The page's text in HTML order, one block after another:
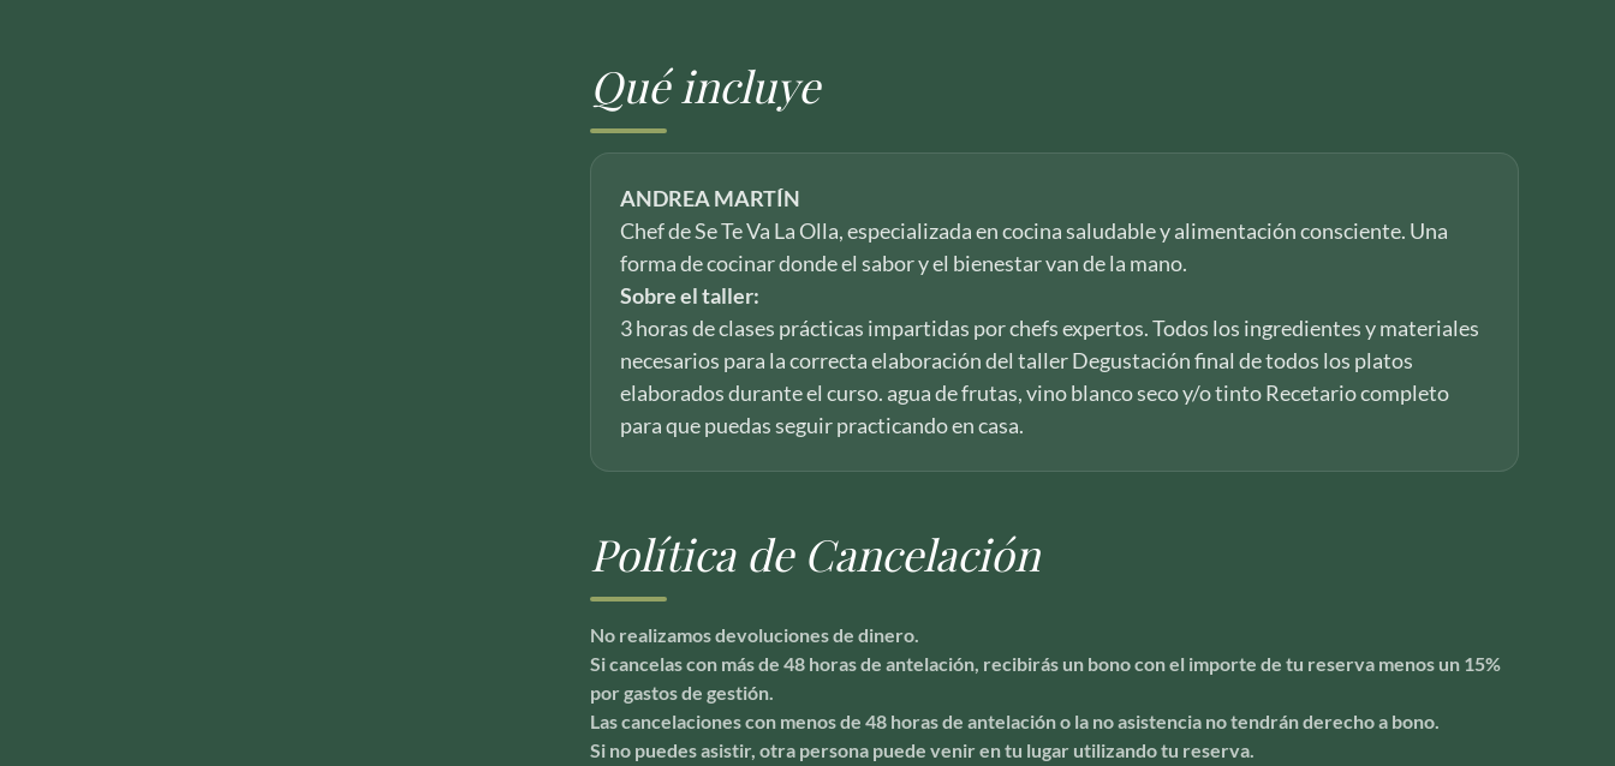
Qué incluye
ANDREA MARTÍN
Chef de Se Te Va La Olla, especializada en cocina saludable y alimentación consciente. Una
forma de cocinar donde el sabor y el bienestar van de la mano.
Sobre el taller:
3 horas de clases prácticas impartidas por chefs expertos. Todos los ingredientes y materiales
necesarios para la correcta elaboración del taller Degustación final de todos los platos
elaborados durante el curso. agua de frutas, vino blanco seco y/o tinto Recetario completo
para que puedas seguir practicando en casa.
Política de Cancelación
No realizamos devoluciones de dinero.
Si cancelas con más de 48 horas de antelación, recibirás un bono con el importe de tu reserva menos un 15%
por gastos de gestión.
Las cancelaciones con menos de 48 horas de antelación o la no asistencia no tendrán derecho a bono.
Si no puedes asistir, otra persona puede venir en tu lugar utilizando tu reserva.